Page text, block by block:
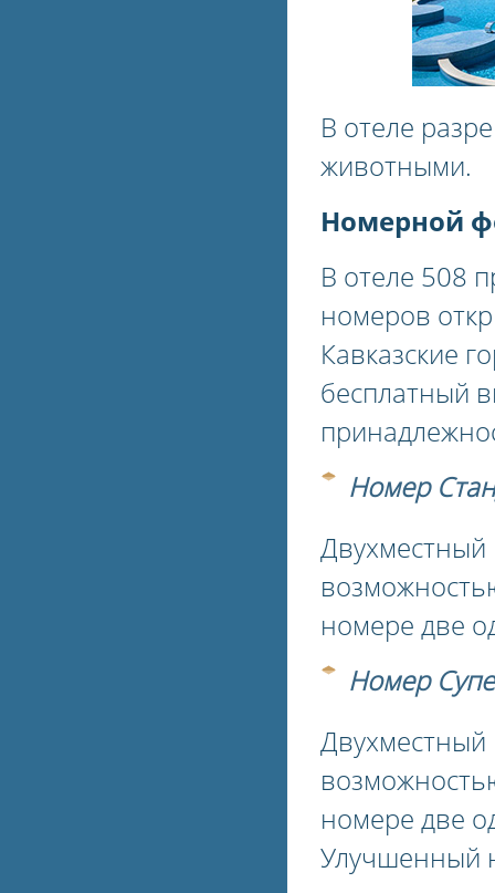
В отеле
животными.
Номерной
В отеле 508
номеров
Кавказские
бесплатный
Номер
номере две
Номер
номере две
Улучшенный